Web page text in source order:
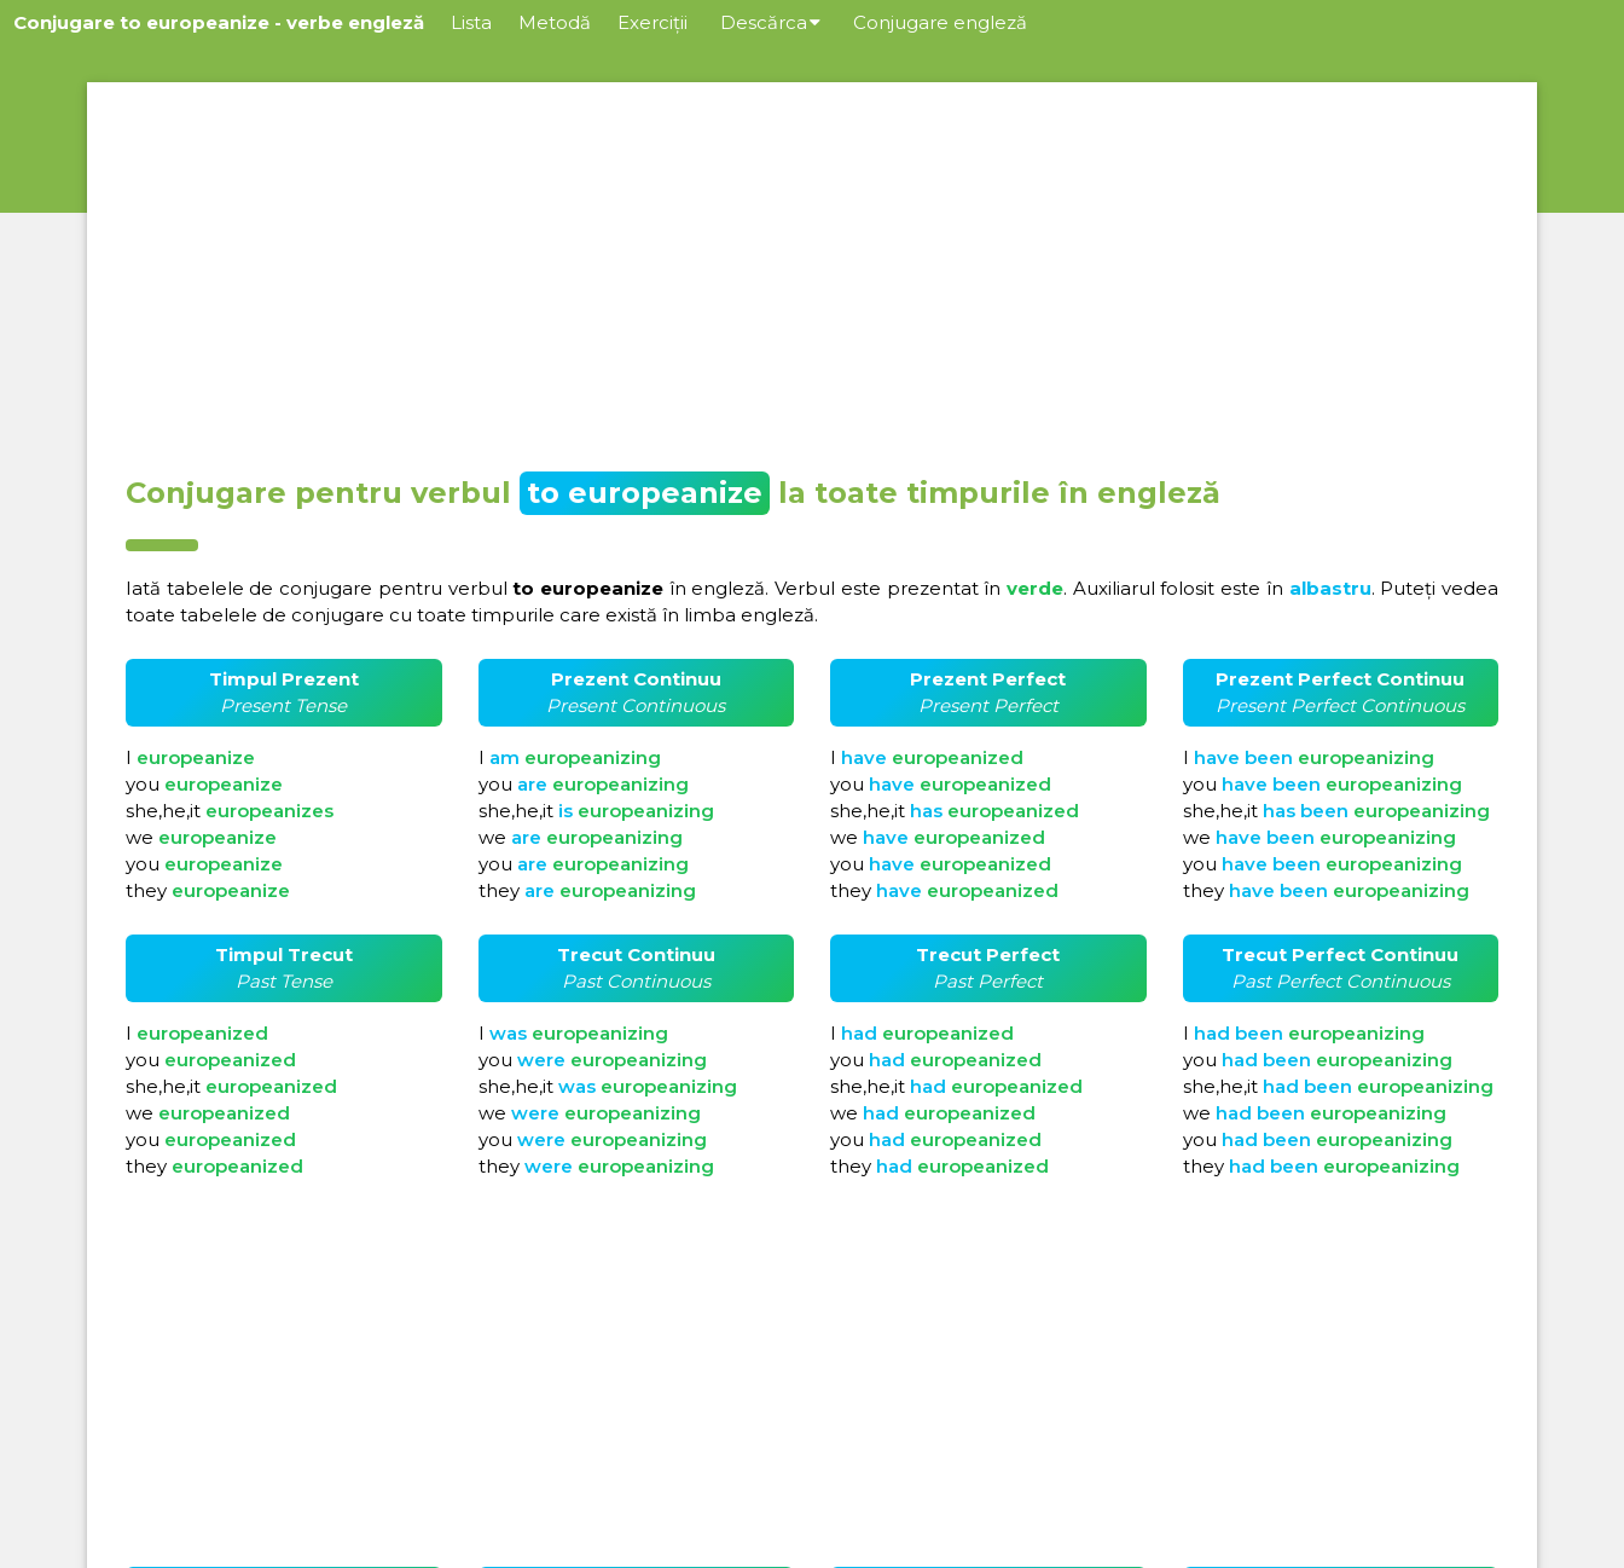
Conjugare to europeanize - verbe engleză Lista Metodă Exerciții Descărca Conjugare engleză
Conjugare pentru verbul to europeanize la toate timpurile în engleză
Iată tabelele de conjugare pentru verbulto europeanize în engleză. Verbul este prezentat înverde. Auxiliarul folosit este în albastru. Puteți vedea
toate tabelele de conjugare cu toate timpurile care există în limba engleză.
Timpul Prezent
Present Tense
I europeanize
you europeanize
she,he,it europeanizes
we europeanize
you europeanize
they europeanize
Prezent Continuu
Present Continuous
I am europeanizing
you are europeanizing
she,he,it is europeanizing
we are europeanizing
you are europeanizing
they are europeanizing
Prezent Perfect
Present Perfect
I have europeanized
you have europeanized
she,he,it has europeanized
we have europeanized
you have europeanized
they have europeanized
Prezent Perfect Continuu
Present Perfect Continuous
I have been europeanizing
you have been europeanizing
she,he,it has been europeanizing
we have been europeanizing
you have been europeanizing
they have been europeanizing
Timpul Trecut
Past Tense
I europeanized
you europeanized
she,he,it europeanized
we europeanized
you europeanized
they europeanized
Trecut Continuu
Past Continuous
I was europeanizing
you were europeanizing
she,he,it was europeanizing
we were europeanizing
you were europeanizing
they were europeanizing
Trecut Perfect
Past Perfect
I had europeanized
you had europeanized
she,he,it had europeanized
we had europeanized
you had europeanized
they had europeanized
Trecut Perfect Continuu
Past Perfect Continuous
I had been europeanizing
you had been europeanizing
she,he,it had been europeanizing
we had been europeanizing
you had been europeanizing
they had been europeanizing